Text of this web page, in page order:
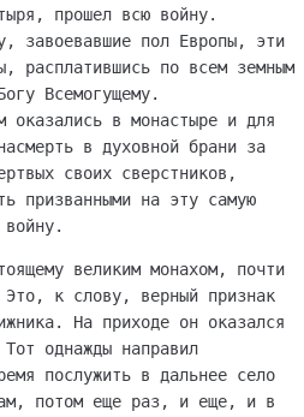
прошел всю войну.
завоевавшие пол Европы, эти
расплатившись по всем земным
Всемогущему.
оказались в монастыре и для
в духовной брани за
своих сверстников,
призванными на эту самую
великим монахом, почти
Это, к слову, верный признак
На приходе он оказался
однажды направил
послужить в дальнее село
потом еще раз, и еще, и в